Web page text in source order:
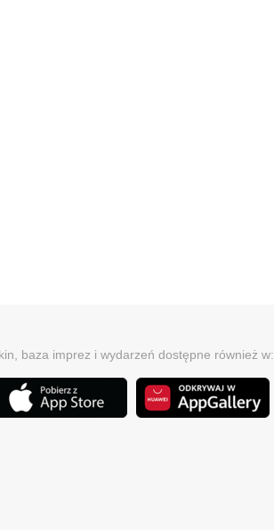
baza imprez i wydarzeń dostępne również w: